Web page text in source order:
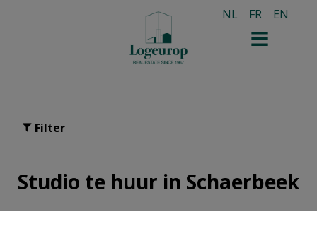
NL FR EN
Filter
Studio te huur in Schaerbeek